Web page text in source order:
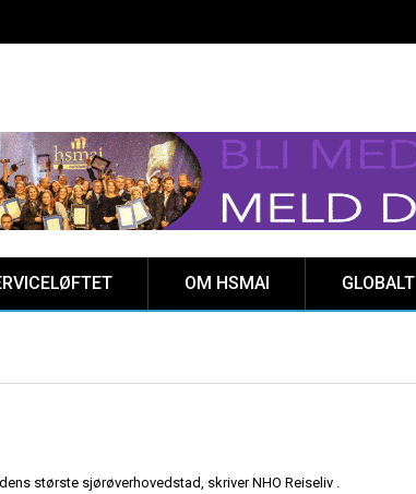
Clarion Hotel The HUB
OM HSMAI GLOBALT
største sjørøverhovedstad, skriver NHO Reiseliv .